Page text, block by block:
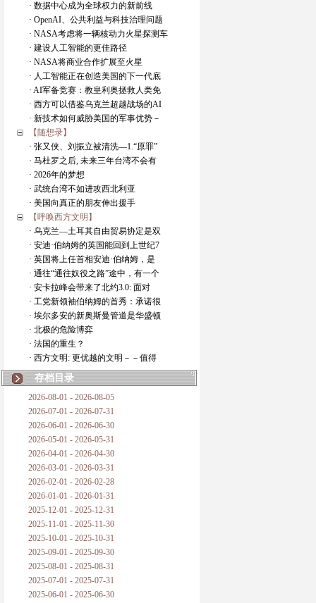
· 数据中心成为全球权力的新前线
· OpenAI、公共利益与科技治理问题
· NASA考虑将一辆核动力火星探测车
· 建设人工智能的更佳路径
· NASA将商业合作扩展至火星
· 人工智能正在创造美国的下一代底
· AI军备竞赛：教皇利奥拯救人类免
· 西方可以借鉴乌克兰超越战场的AI
· 新技术如何威胁美国的军事优势－
【随想录】
· 张又侠、刘振立被清洗―1.“原罪”
· 马杜罗之后, 未来三年台湾不会有
· 2026年的梦想
· 武统台湾不如进攻西北利亚
· 美国向真正的朋友伸出援手
【呼唤西方文明】
· 乌克兰—土耳其自由贸易协定是双
· 安迪·伯纳姆的英国能回到上世纪7
· 英国将上任首相安迪·伯纳姆，是
· 通往“通往奴役之路”途中，有一个
· 安卡拉峰会带来了北约3.0: 面对
· 工党新领袖伯纳姆的首秀：承诺很
· 埃尔多安的新奥斯曼管道是华盛顿
· 北极的危险博弈
· 法国的重生？
· 西方文明: 更优越的文明－－值得
存档目录
2026-08-01 - 2026-08-05
2026-07-01 - 2026-07-31
2026-06-01 - 2026-06-30
2026-05-01 - 2026-05-31
2026-04-01 - 2026-04-30
2026-03-01 - 2026-03-31
2026-02-01 - 2026-02-28
2026-01-01 - 2026-01-31
2025-12-01 - 2025-12-31
2025-11-01 - 2025-11-30
2025-10-01 - 2025-10-31
2025-09-01 - 2025-09-30
2025-08-01 - 2025-08-31
2025-07-01 - 2025-07-31
2025-06-01 - 2025-06-30